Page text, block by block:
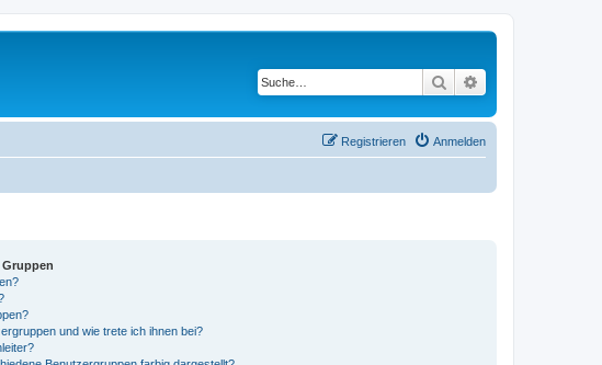
Suche
Anmelden
Registrieren
und wie trete ich ihnen bei?